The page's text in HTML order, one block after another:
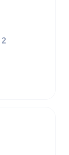
2